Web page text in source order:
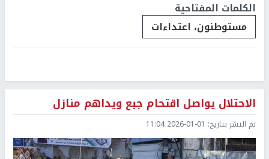
الكلمات المفتاحية
مستوطنون، اعتداءات
الاحتلال يواصل اقتحام جبع ويداهم منازل
تم النشر بتاريخ: 2026-01-01 11:04